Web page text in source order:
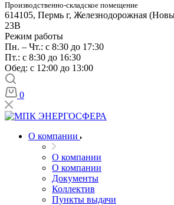
Производственно-складское помещение
614105, Пермь г, Железнодорожная
23В
Режим работы
Пн. – Чт.: с 8:30 до 17:30
Пт.: с 8:30 до 16:30
Обед: с 12:00 до 13:00
0
О компании
О компании
О компании
Документы
Коллектив
Пункты выдачи